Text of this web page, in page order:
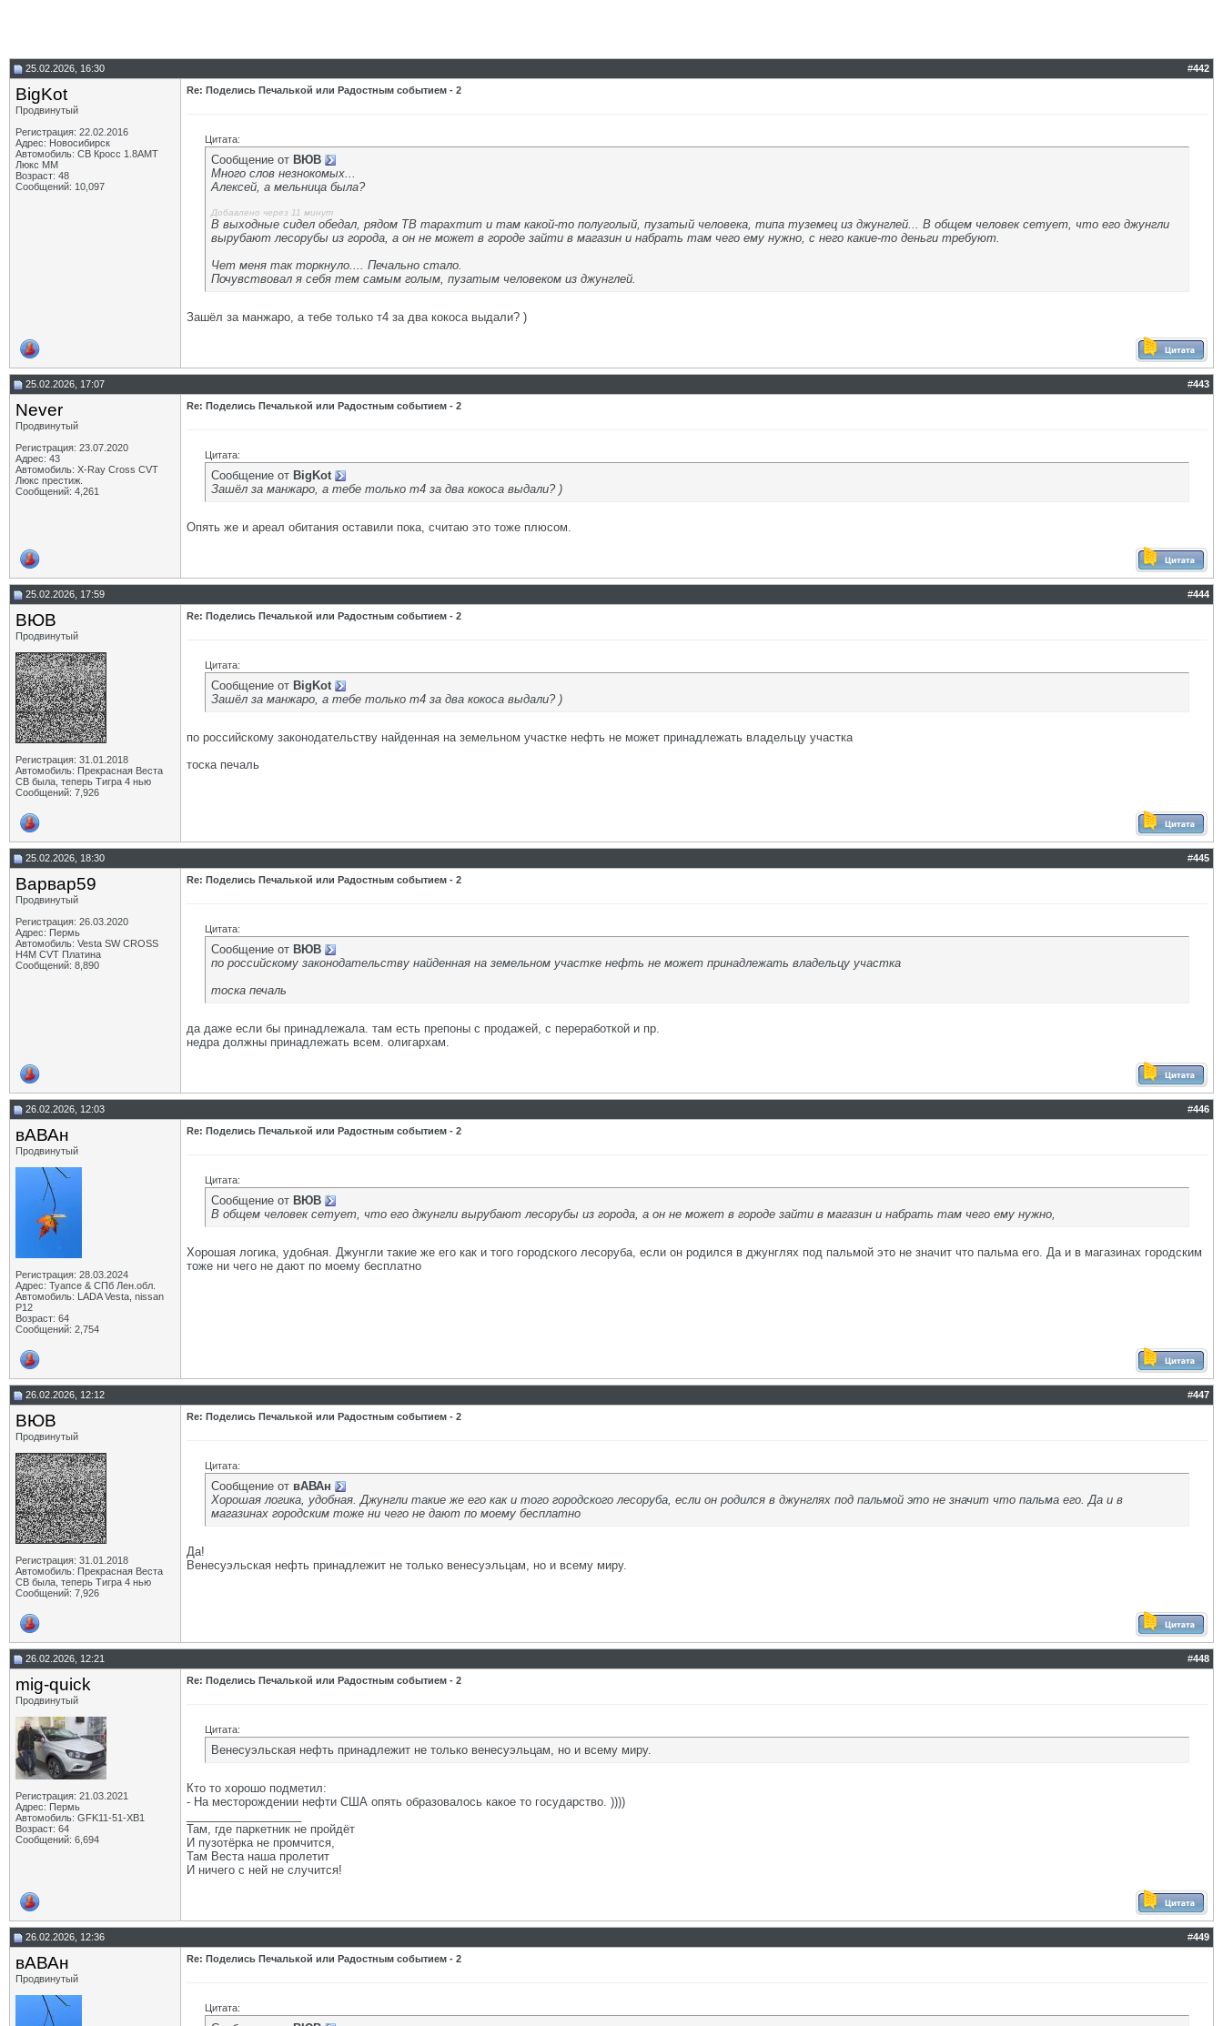
25.02.2026, 16:30 #442
BigKot
Продвинутый
Регистрация: 22.02.2016
Адрес: Новосибирск
Автомобиль: СВ Кросс 1.8АМТ
Люкс ММ
Возраст: 48
Сообщений: 10,097
Re: Поделись Печалькой или Радостным событием - 2
Цитата:
Сообщение от ВЮВ
Много слов незнокомых...
Алексей, а мельница была?
Добавлено через 11 минут
В выходные сидел обедал, рядом ТВ тарахтит и там какой-то полуголый, пузатый человека, типа туземец из джунглей... В общем человек сетует, что его джунгли
вырубают лесорубы из города, а он не может в городе зайти в магазин и набрать там чего ему нужно, с него какие-то деньги требуют.
Чет меня так торкнуло.... Печально стало.
Почувствовал я себя тем самым голым, пузатым человеком из джунглей.
Зашёл за манжаро, а тебе только т4 за два кокоса выдали? )
25.02.2026, 17:07 #443
Never
Продвинутый
Регистрация: 23.07.2020
Адрес: 43
Автомобиль: X-Ray Cross CVT
Люкс престиж.
Сообщений: 4,261
Re: Поделись Печалькой или Радостным событием - 2
Цитата:
Сообщение от BigKot
Зашёл за манжаро, а тебе только т4 за два кокоса выдали? )
Опять же и ареал обитания оставили пока, считаю это тоже плюсом.
25.02.2026, 17:59 #444
ВЮВ
Продвинутый
Регистрация: 31.01.2018
Автомобиль: Прекрасная Веста
СВ была, теперь Тигра 4 нью
Сообщений: 7,926
Re: Поделись Печалькой или Радостным событием - 2
Цитата:
Сообщение от BigKot
Зашёл за манжаро, а тебе только т4 за два кокоса выдали? )
по российскому законодательству найденная на земельном участке нефть не может принадлежать владельцу участка
тоска печаль
25.02.2026, 18:30 #445
Варвар59
Продвинутый
Регистрация: 26.03.2020
Адрес: Пермь
Автомобиль: Vesta SW CROSS
H4M CVT Платина
Сообщений: 8,890
Re: Поделись Печалькой или Радостным событием - 2
Цитата:
Сообщение от ВЮВ
по российскому законодательству найденная на земельном участке нефть не может принадлежать владельцу участка
тоска печаль
да даже если бы принадлежала. там есть препоны с продажей, с переработкой и пр.
недра должны принадлежать всем. олигархам.
26.02.2026, 12:03 #446
вАВАн
Продвинутый
Регистрация: 28.03.2024
Адрес: Туапсе & СПб Лен.обл.
Автомобиль: LADA Vesta, nissan
P12
Возраст: 64
Сообщений: 2,754
Re: Поделись Печалькой или Радостным событием - 2
Цитата:
Сообщение от ВЮВ
В общем человек сетует, что его джунгли вырубают лесорубы из города, а он не может в городе зайти в магазин и набрать там чего ему нужно,
Хорошая логика, удобная. Джунгли такие же его как и того городского лесоруба, если он родился в джунглях под пальмой это не значит что пальма его. Да и в магазинах городским
тоже ни чего не дают по моему бесплатно
26.02.2026, 12:12 #447
ВЮВ
Продвинутый
Регистрация: 31.01.2018
Автомобиль: Прекрасная Веста
СВ была, теперь Тигра 4 нью
Сообщений: 7,926
Re: Поделись Печалькой или Радостным событием - 2
Цитата:
Сообщение от вАВАн
Хорошая логика, удобная. Джунгли такие же его как и того городского лесоруба, если он родился в джунглях под пальмой это не значит что пальма его. Да и в
магазинах городским тоже ни чего не дают по моему бесплатно
Да!
Венесуэльская нефть принадлежит не только венесуэльцам, но и всему миру.
26.02.2026, 12:21 #448
mig-quick
Продвинутый
Регистрация: 21.03.2021
Адрес: Пермь
Автомобиль: GFK11-51-ХВ1
Возраст: 64
Сообщений: 6,694
Re: Поделись Печалькой или Радостным событием - 2
Цитата:
Венесуэльская нефть принадлежит не только венесуэльцам, но и всему миру.
Кто то хорошо подметил:
- На месторождении нефти США опять образовалось какое то государство. ))))
Там, где паркетник не пройдёт
И пузотёрка не промчится,
Там Веста наша пролетит
И ничего с ней не случится!
26.02.2026, 12:36 #449
вАВАн
Продвинутый
Re: Поделись Печалькой или Радостным событием - 2
Цитата: